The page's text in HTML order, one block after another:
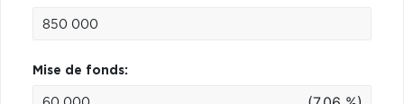
Mise de fonds: